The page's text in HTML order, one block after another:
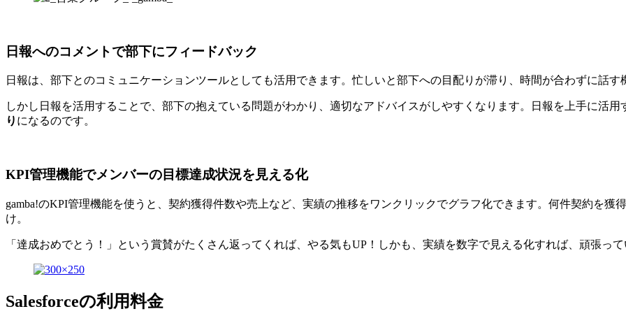
日報へのコメントで部下にフィードバック
日報は、部下とのコミュニケーションツールとしても活用できます。忙しいと部下への目配りが滞り、時間が合わずに話
しかし日報を活用することで、部下の抱えている問題がわかり、適切なアドバイスがしやすくなります。日報を上手に活用
り になるのです。
KPI管理機能でメンバーの目標達成状況を見える化
gamba!のKPI管理機能を使うと、契約獲得件数や売上など、実績の推移をワンクリックでグラフ化できます。何件契約を
け。
「達成おめでとう！」という賞賛がたくさん返ってくれば、やる気もUP！しかも、実績を数字で見える化すれば、頑張っ
Salesforceの利用料金